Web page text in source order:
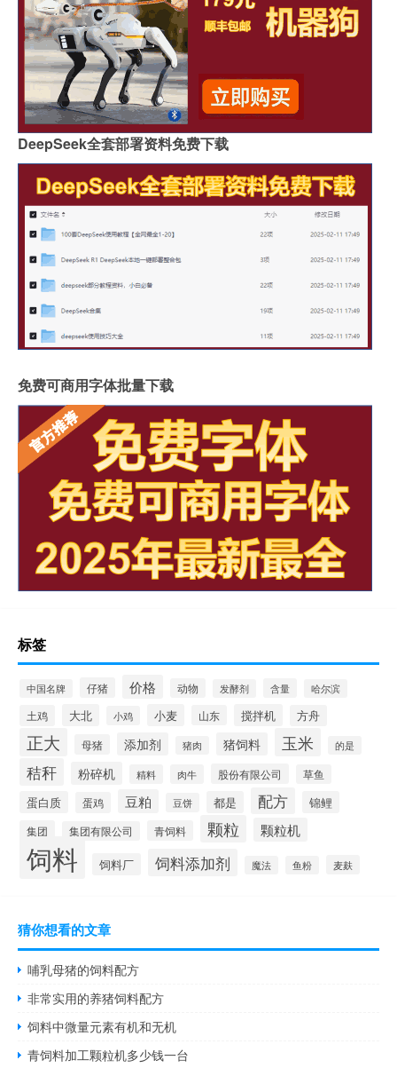
DeepSeek全套部署资料免费下载
免费可商用字体批量下载
标签
中国名牌 仔猪 价格 动物 发酵剂 含量 哈尔滨
土鸡 大北 小鸡 小麦 山东 搅拌机 方舟
正大 母猪 添加剂 猪肉 猪饲料 玉米 的是
秸秆 粉碎机 精料 肉牛 股份有限公司 草鱼
蛋白质 蛋鸡 豆粕 豆饼 都是 配方 锦鲤
集团 集团有限公司 青饲料 颗粒 颗粒机
饲料 饲料厂 饲料添加剂 魔法 鱼粉 麦麸
猜你想看的文章
哺乳母猪的饲料配方
非常实用的养猪饲料配方
饲料中微量元素有机和无机
青饲料加工颗粒机多少钱一台